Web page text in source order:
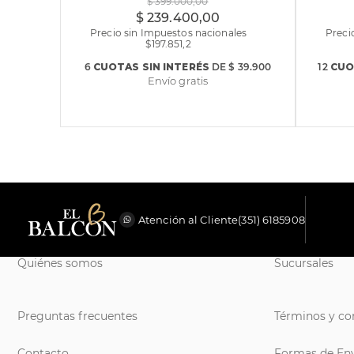
$ 239.400,00
Precio sin Impuestos nacionales
$197.851,2
6CUOTAS SIN INTERÉS DE$ 39.900
Envío gratis
12
Atención al Cliente(351) 6185908
Quiénes somos
Preguntas frecuentes
Sucursales
Términos y